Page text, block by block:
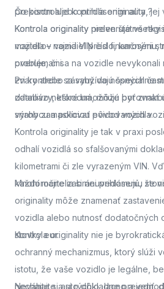
prepisom alebo prihlásením auta,
Kontrola originality nielen štátne
majiteľov vozidiel pred finančnými
problémami.
Čo kontroluje kontrola originality ?
Kontrola originality preveruje
vozidla – najmä VIN číslo, karosériu,
overuje, či sa na vozidle nevykonali
zvary alebo zásahy do nosných
zdanlivo neškodná, môže byť
snahy zamaskovať pôvod vozidla.
Pri kontrole sa využívajú špeciálne
databázy, ktoré umožňujú porovnať
výrobcu a políciou evidovaných
Kontrola originality je tak v praxi
odhalí vozidlá so sfalšovanými
kilometrami či zle vyrazeným VIN.
každoročne zabráni prihláseniu
Mnohí majitelia si neuvedomujú, že
originality môže znamenať
vozidla alebo nutnosť dodatočných
stovky eur.
Kontrola originality nie je
ochranný mechanizmus, ktorý slúži
istotu, že vaše vozidlo je legálne,
nechajte si auto dôkladne preveriť.
Neváhajte asi rýchlo, lacno a